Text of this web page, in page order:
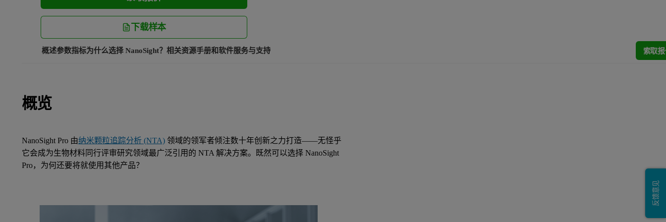
下载样本
概述参数指标为什么选择 NanoSight？ 相关资源手册和软件服务与支持 索取
概览
NanoSight Pro 由纳米颗粒追踪分析 (NTA) 领域的领军者倾注数十年创新之力打造——无怪乎
它会成为生物材料同行评审研究领域最广泛引用的 NTA 解决方案。既然可以选择 NanoSight
Pro，为何还要将就使用其他产品？
反馈意见